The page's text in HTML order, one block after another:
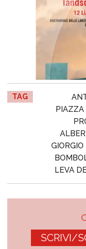
TAG
PIAZZA
LEVA
SCRIVI/